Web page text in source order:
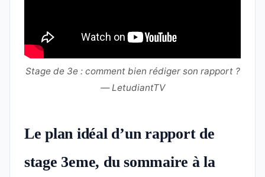
Stage de 3e : comment bien rédiger son rapport ?
— LetudiantTV
Le plan idéal d’un rapport de
stage 3eme, du sommaire à la